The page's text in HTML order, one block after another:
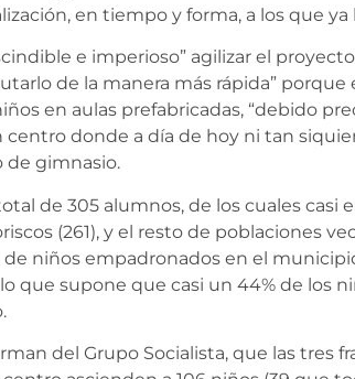
en tiempo y forma, a los que ya
e imperioso” agilizar el
de la manera más rápida” porque
en aulas prefabricadas, “debido
centro donde a día de hoy ni tan
de gimnasio.
de 305 alumnos, de los cuales casi
(261), y el resto de poblaciones
de niños empadronados en el
que supone que casi un 44% de los
del Grupo Socialista, que las tres